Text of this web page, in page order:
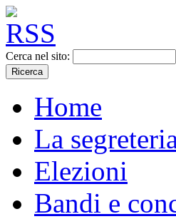
Cerca nel sito:
Home
La
Elezioni
Bandi e